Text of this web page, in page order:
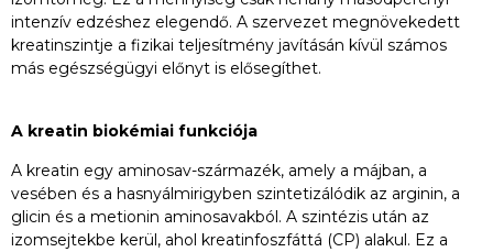
intenzív edzéshez elegendő. A szervezet megnövekedett
kreatinszintje a fizikai teljesítmény javításán kívül számos
más egészségügyi előnyt is elősegíthet.
A kreatin biokémiai funkciója
A kreatin egy aminosav-származék, amely a májban, a
vesében és a hasnyálmirigyben szintetizálódik az arginin, a
glicin és a metionin aminosavakból. A szintézis után az
izomsejtekbe kerül, ahol kreatinfoszfáttá (CP) alakul. Ez a